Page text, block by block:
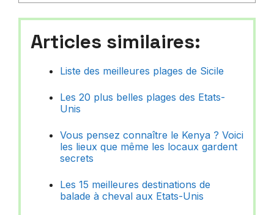
Articles similaires:
Liste des meilleures plages de Sicile
Les 20 plus belles plages des Etats-
Unis
Vous pensez connaître le Kenya ? Voici
les lieux que même les locaux gardent
secrets
Les 15 meilleures destinations de
balade à cheval aux Etats-Unis